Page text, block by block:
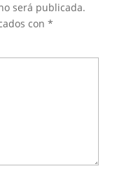
será publicada.
con *